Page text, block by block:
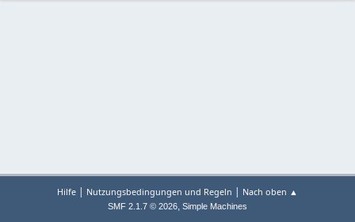
Hilfe | Nutzungsbedingungen und Regeln | Nach oben ▲
SMF 2.1.7 © 2026, Simple Machines